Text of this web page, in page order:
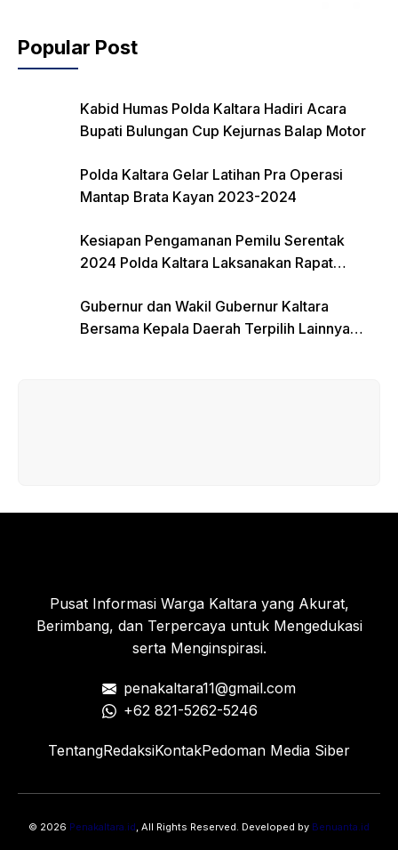
o
o
Popular Post
Kabid Humas Polda Kaltara Hadiri Acara
Bupati Bulungan Cup Kejurnas Balap Motor
Polda Kaltara Gelar Latihan Pra Operasi
Mantap Brata Kayan 2023-2024
Kesiapan Pengamanan Pemilu Serentak
2024 Polda Kaltara Laksanakan Rapat
Gubernur dan Wakil Gubernur Kaltara
Bersama Kepala Daerah Terpilih Lainnya
Pusat Informasi Warga Kaltara yang Akurat,
Berimbang, dan Terpercaya untuk Mengedukasi
serta Menginspirasi.
penakaltara11@gmail.com
+62 821-5262-5246
TentangRedaksiKontakPedoman Media Siber
© 2026 Penakaltara.id, All Rights Reserved. Developed by Benuanta.id